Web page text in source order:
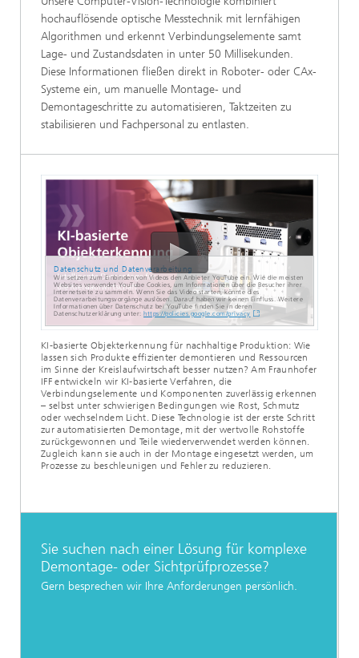
hochauflösende optische Messtechnik mit lernfähigen
Algorithmen und erkennt Verbindungselemente samt
Lage- und Zustandsdaten in unter 50 Millisekunden.
Diese Informationen fließen direkt in Roboter- oder CAx-
Systeme ein, um manuelle Montage- und
Demontageschritte zu automatisieren, Taktzeiten zu
stabilisieren und Fachpersonal zu entlasten.
Datenschutz und Datenverarbeitung
Wir setzen zum Einbinden von Videos den Anbieter YouTube ein. Wie die meisten
Websites verwendet YouTube Cookies, um Informationen über die Besucher ihrer
Internetseite zu sammeln. Wenn Sie das Video starten, könnte dies
Datenverarbeitungsvorgänge auslösen. Darauf haben wir keinen Einfluss. Weitere
Informationen über Datenschutz bei YouTube finden Sie in deren
Datenschutzerklärung unter: https://policies.google.com/privacy
KI-basierte Objekterkennung für nachhaltige Produktion: Wie
lassen sich Produkte effizienter demontieren und Ressourcen
im Sinne der Kreislaufwirtschaft besser nutzen? Am Fraunhofer
IFF entwickeln wir KI-basierte Verfahren, die
Verbindungselemente und Komponenten zuverlässig erkennen
– selbst unter schwierigen Bedingungen wie Rost, Schmutz
oder wechselndem Licht. Diese Technologie ist der erste Schritt
zur automatisierten Demontage, mit der wertvolle Rohstoffe
zurückgewonnen und Teile wiederverwendet werden können.
Zugleich kann sie auch in der Montage eingesetzt werden, um
Prozesse zu beschleunigen und Fehler zu reduzieren.
Sie suchen nach einer Lösung für komplexe
Demontage- oder Sichtprüfprozesse?
Gern besprechen wir Ihre Anforderungen persönlich.